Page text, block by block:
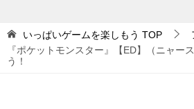
いっぱいゲームを楽しもう TOP
『ポケットモンスター』【ED】（ニャー
う！